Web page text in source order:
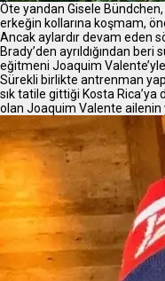
Öte yandan Gisele
erkeğin kollarına koşmam,
Ancak aylardır devam eden
Brady’den ayrıldığından
eğitmeni Joaquim Valente’yle
Sürekli birlikte antrenman
sık tatile gittiği Kosta Rica’ya
olan Joaquim Valente ailenin